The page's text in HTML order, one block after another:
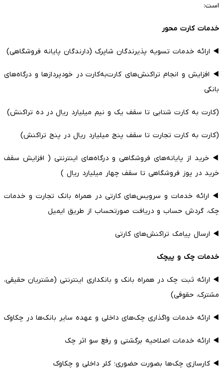
است:
خدمات کارت محور
◀️ ارائه خدمات تسویه پذیرندگان شاپرک (دارندگان پایانه فروشگاهی)
◀️ افزایش و انجام تراکنش‌های کارت‌به‌کارت در خودپردازها و درگاه‌های
بانکی
(کارت به کارت شتابی تا سقف یک و نیم میلیارد ریال در ده تراکنش)
(کارت به کارت تجارت تا سقف پنج میلیارد ریال در پنج تراکنش)
◀️ خرید از پایانه‌های فروشگاهی و درگاه‌های اینترنتی ( افزایش سقف
خرید در پوز فروشگاهی تا سقف چهار میلیارد ریال )
◀️ ارائه خدمات و سرویس‌های کارتی در همراه بانک‌ تجارت و خدمات
چک، گردش حساب و دریافت صورتحساب از طریق ایمیل
◀️ ارسال پیامک تراکنش‌های کارتی
خدمات چک و پیچک
◀️ ارائه ثبت چک در همراه بانک و بانکداری اینترنتی (مشتریان حقیقی،
مشترک، حقوقی)
◀️ ارائه خدمات واگذاری چک‌های داخلی و عهده سایر بانک‌ها در چکاوک
◀️ ارائه خدمات اصلاحیه برگشتی و رفع سو اثر چک
◀️ کارسازی چک‌ها بصورت حضوری؛ کلر داخلی و چکاوک